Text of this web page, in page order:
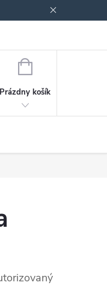
NÁKUPNÝ
Prázdny košík